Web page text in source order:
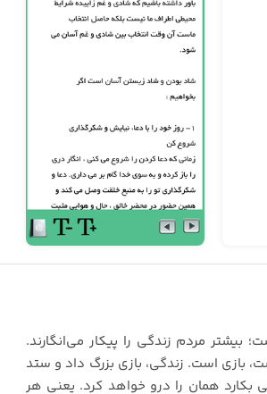
بیشتر مردم زندگی را پیکار می‌انگارند.
بازی است. زندگی، بازی بزرگ داد و ستد
بکارد همان را درو خواهد کرد. یعنی هر